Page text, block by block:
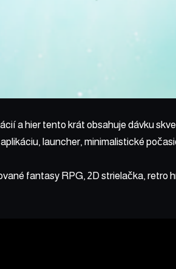
a hier tento krát obsahuje dávku
launcher, minimalistické
fantasy RPG, 2D strielačka, retro